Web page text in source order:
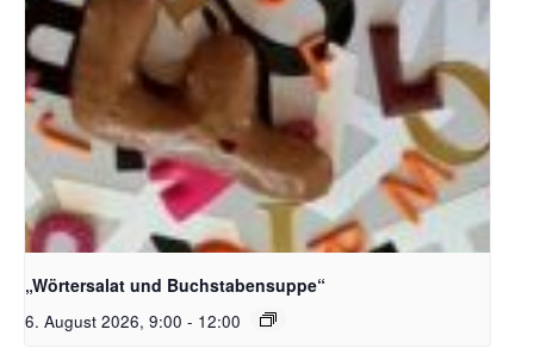
Bildquelle_ Pixabay Free_Christoph Meinersmann
„Wörtersalat und Buchstabensuppe“
6. August 2026, 9:00 - 12:00